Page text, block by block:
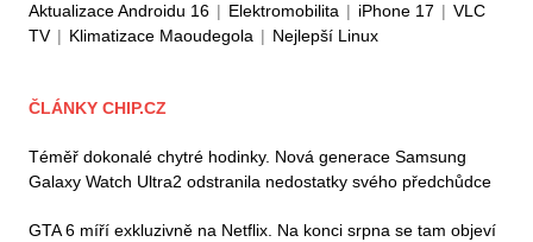
Aktualizace Androidu 16 | Elektromobilita | iPhone 17 | VLC
TV | Klimatizace Maoudegola | Nejlepší Linux
ČLÁNKY CHIP.CZ
Téměř dokonalé chytré hodinky. Nová generace Samsung
Galaxy Watch Ultra2 odstranila nedostatky svého předchůdce
GTA 6 míří exkluzivně na Netflix. Na konci srpna se tam objeví